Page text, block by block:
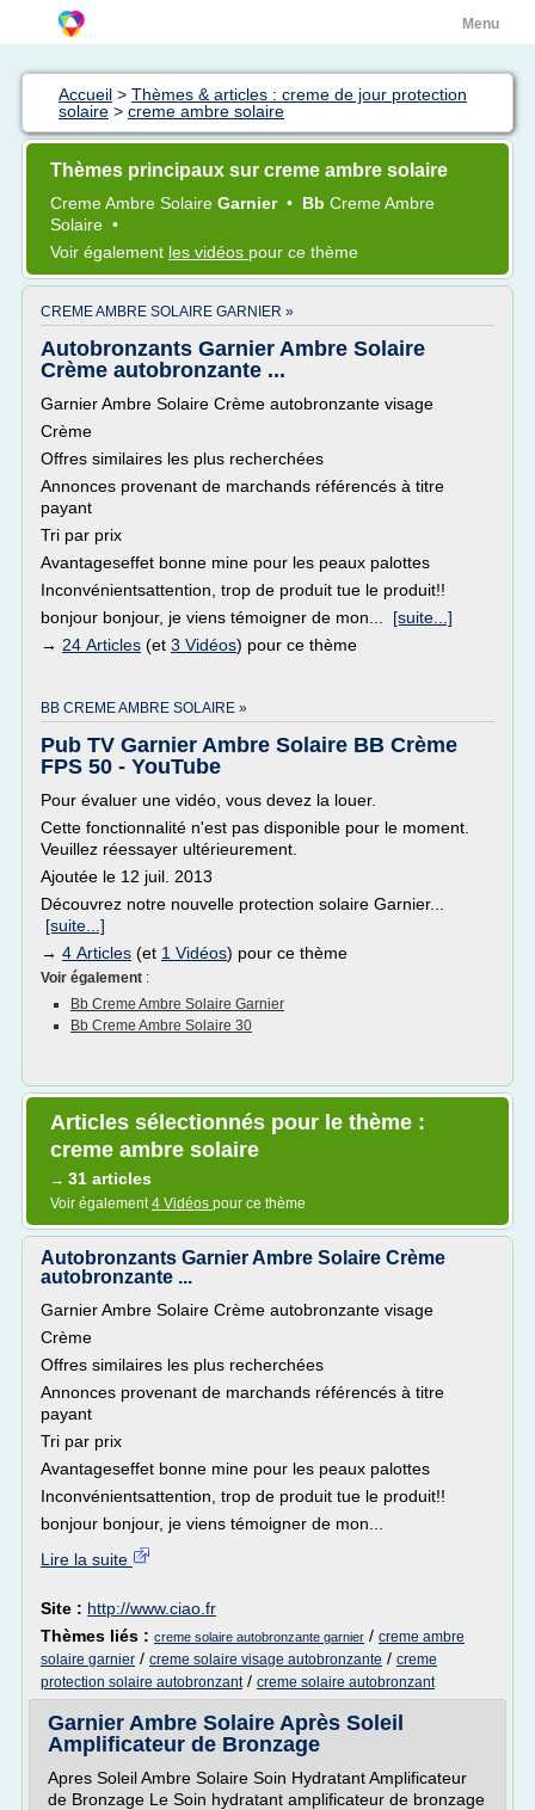
Menu
Accueil > Thèmes & articles : creme de jour protection
solaire > creme ambre solaire
Thèmes principaux sur creme ambre solaire
Creme Ambre Solaire Garnier • Bb Creme Ambre
Solaire •
Voir également les vidéos pour ce thème
CREME AMBRE SOLAIRE GARNIER »
Autobronzants Garnier Ambre Solaire
Crème autobronzante ...
Garnier Ambre Solaire Crème autobronzante visage
Crème
Offres similaires les plus recherchées
Annonces provenant de marchands référencés à titre
payant
Tri par prix
Avantageseffet bonne mine pour les peaux palottes
Inconvénientsattention, trop de produit tue le produit!!
bonjour bonjour, je viens témoigner de mon... [suite...]
→ 24 Articles (et 3 Vidéos) pour ce thème
BB CREME AMBRE SOLAIRE »
Pub TV Garnier Ambre Solaire BB Crème
FPS 50 - YouTube
Pour évaluer une vidéo, vous devez la louer.
Cette fonctionnalité n'est pas disponible pour le moment.
Veuillez réessayer ultérieurement.
Ajoutée le 12 juil. 2013
Découvrez notre nouvelle protection solaire Garnier...
[suite...]
→ 4 Articles (et 1 Vidéos) pour ce thème
Voir également :
Bb Creme Ambre Solaire Garnier
Bb Creme Ambre Solaire 30
Articles sélectionnés pour le thème :
creme ambre solaire
→ 31 articles
Voir également4 Vidéos pour ce thème
Autobronzants Garnier Ambre Solaire Crème
autobronzante ...
Garnier Ambre Solaire Crème autobronzante visage
Crème
Offres similaires les plus recherchées
Annonces provenant de marchands référencés à titre
payant
Tri par prix
Avantageseffet bonne mine pour les peaux palottes
Inconvénientsattention, trop de produit tue le produit!!
bonjour bonjour, je viens témoigner de mon...
Lire la suite
Site : http://www.ciao.fr
Thèmes liés : creme solaire autobronzante garnier / creme ambre
solaire garnier / creme solaire visage autobronzante / creme
protection solaire autobronzant/ creme solaire autobronzant
Garnier Ambre Solaire Après Soleil
Amplificateur de Bronzage
Apres Soleil Ambre Solaire Soin Hydratant Amplificateur
de Bronzage Le Soin hydratant amplificateur de bronzage